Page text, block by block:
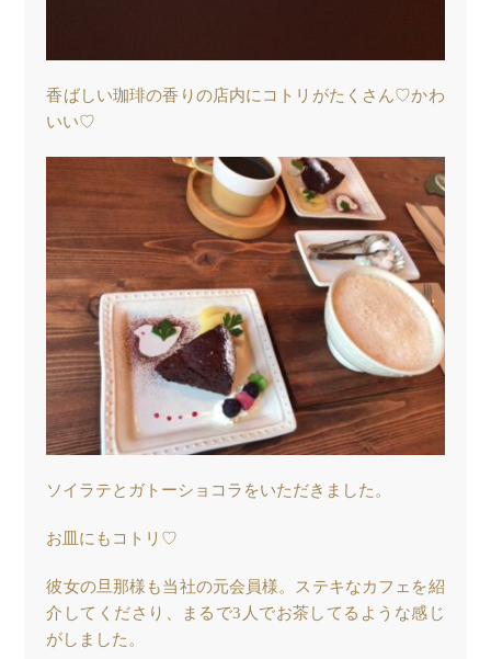
香ばしい珈琲の香りの店内にコトリがたくさん♡かわ
いい♡
ソイラテとガトーショコラをいただきました。
お皿にもコトリ♡
彼女の旦那様も当社の元会員様。ステキなカフェを紹
介してくださり、まるで3人でお茶してるような感じ
がしました。